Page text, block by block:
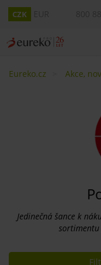
CZK
Eureko.cz Akce,
Jedinečná šance k
sortimentu